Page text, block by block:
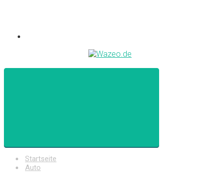
Startseite
Auto